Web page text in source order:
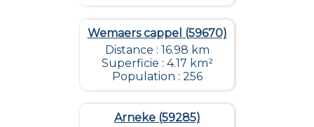
Wemaers cappel (59670)
Distance : 16.98 km
Superficie : 4.17 km²
Population : 256
Arneke (59285)